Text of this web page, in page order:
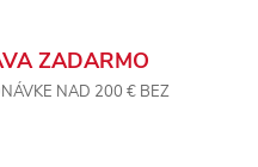
ZADARMO
NAD 200 € BEZ